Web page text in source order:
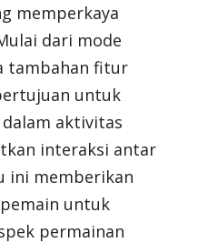
memperkaya
dari mode
tambahan fitur
untuk
aktivitas
interaksi antar
ini memberikan
untuk
permainan